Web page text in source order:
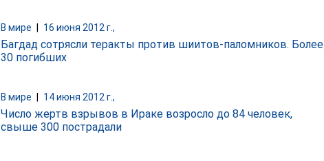
В мире 16 июня 2012 г.,
Багдад сотрясли теракты против шиитов-паломников. Более
30 погибших
В мире | 14 июня 2012 г.,
Число жертв взрывов в Ираке возросло до 84 человек,
свыше 300 пострадали